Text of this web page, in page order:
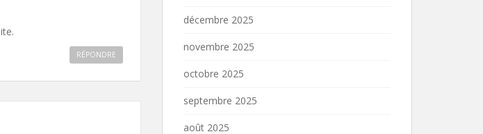
RÉPONDRE
décembre 2025
novembre 2025
octobre 2025
septembre 2025
août 2025